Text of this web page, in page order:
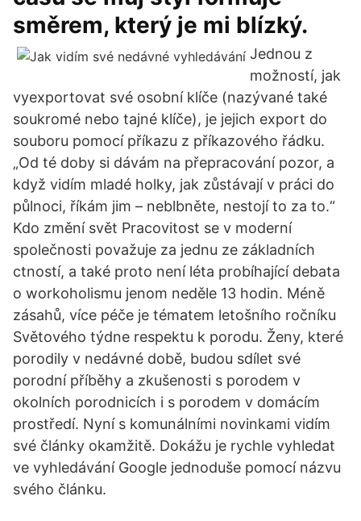
směrem, který je mi blízký.
Jednou z
možností, jak
vyexportovat své osobní klíče (nazývané také
soukromé nebo tajné klíče), je jejich export do
souboru pomocí příkazu z příkazového řádku.
„Od té doby si dávám na přepracování pozor, a
když vidím mladé holky, jak zůstávají v práci do
půlnoci, říkám jim – neblbněte, nestojí to za to.“
Kdo změní svět Pracovitost se v moderní
společnosti považuje za jednu ze základních
ctností, a také proto není léta probíhající debata
o workoholismu jenom neděle 13 hodin. Méně
zásahů, více péče je tématem letošního ročníku
Světového týdne respektu k porodu. Ženy, které
porodily v nedávné době, budou sdílet své
porodní příběhy a zkušenosti s porodem v
okolních porodnicích i s porodem v domácím
prostředí. Nyní s komunálními novinkami vidím
své články okamžitě. Dokážu je rychle vyhledat
ve vyhledávání Google jednoduše pomocí názvu
svého článku.